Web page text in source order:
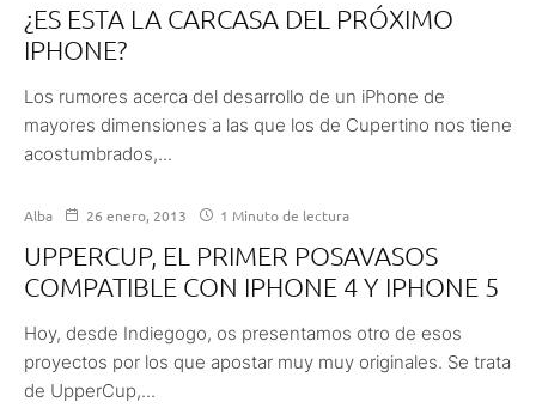
¿ES ESTA LA CARCASA DEL PRÓXIMO
IPHONE?
Los rumores acerca del desarrollo de un iPhone de
mayores dimensiones a las que los de Cupertino nos tiene
acostumbrados,...
Alba 26 enero, 2013 1 Minuto de lectura
UPPERCUP, EL PRIMER POSAVASOS
COMPATIBLE CON IPHONE 4 Y IPHONE 5
Hoy, desde Indiegogo, os presentamos otro de esos
proyectos por los que apostar muy muy originales. Se trata
de UpperCup,...